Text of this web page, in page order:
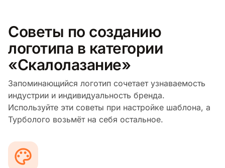
Советы по созданию
логотипа в категории
«Скалолазание»
Запоминающийся логотип сочетает узнаваемость
индустрии и индивидуальность бренда.
Используйте эти советы при настройке шаблона, а
Турболого возьмёт на себя остальное.